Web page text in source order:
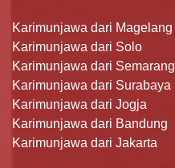
Karimunjawa dari Magelang
Karimunjawa dari Solo
Karimunjawa dari Semarang
Karimunjawa dari Surabaya
Karimunjawa dari Jogja
Karimunjawa dari Bandung
Karimunjawa dari Jakarta